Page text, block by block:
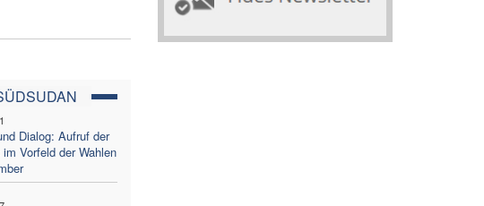
Dialog: Aufruf der
Vorfeld der Wahlen